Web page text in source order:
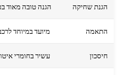
הגנת שחיקה הגנה טובה מאוד
התאמה מיועד במיוחד לרכבים
חיסכון עשיר בחומרי